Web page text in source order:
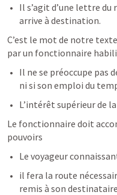
Il s’agit d’une lettre
arrive à destination.
C’est le mot de notre
par un fonctionnaire
Il ne se préoccupe pas
ni si son emploi du
L’intérêt supérieur de
Le fonctionnaire doit
pouvoirs
Le voyageur
il fera la route
remis à son destinataire